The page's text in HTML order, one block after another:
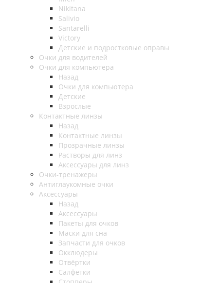
Nikitana
Salivio
Santarelli
Victory
Детские и подростковые оправы
Очки для водителей
Очки для компьютера
Назад
Очки для компьютера
Детские
Взрослые
Контактные линзы
Назад
Контактные линзы
Прозрачные линзы
Растворы для линз
Аксессуары для линз
Очки-тренажеры
Антиглаукомные очки
Аксессуары
Назад
Аксессуары
Пакеты для очков
Маски для сна
Запчасти для очков
Окклюдеры
Отвёртки
Салфетки